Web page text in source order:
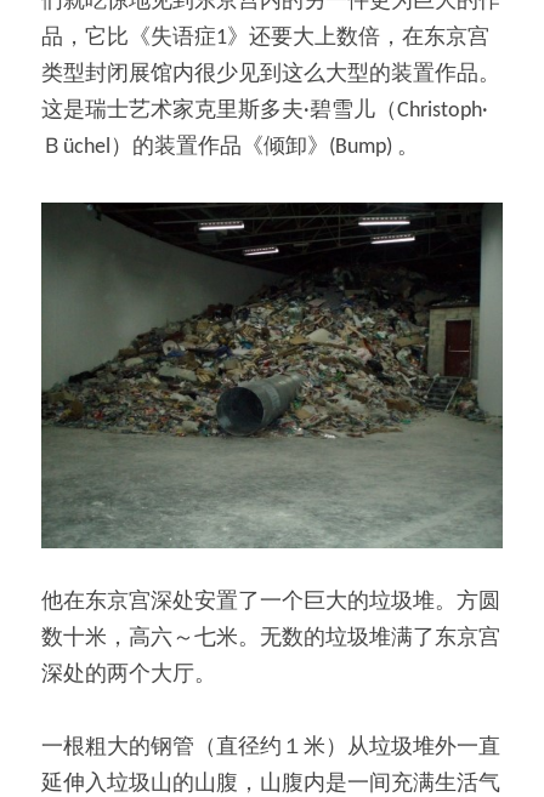
品，它比《失语症1》还要大上数倍，在东京宫
类型封闭展馆内很少见到这么大型的装置作品。
这是瑞士艺术家克里斯多夫·碧雪儿（Christoph·
Ｂüchel）的装置作品《倾卸》(Bump) 。
他在东京宫深处安置了一个巨大的垃圾堆。方圆
数十米，高六～七米。无数的垃圾堆满了东京宫
深处的两个大厅。
一根粗大的钢管（直径约１米）从垃圾堆外一直
延伸入垃圾山的山腹，山腹内是一间充满生活气